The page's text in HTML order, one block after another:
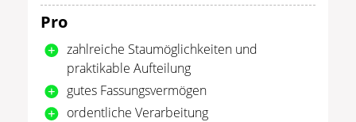
Pro
zahlreiche Staumöglichkeiten und
praktikable Aufteilung
gutes Fassungsvermögen
ordentliche Verarbeitung